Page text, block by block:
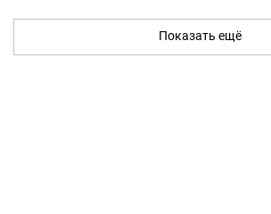
Показать ещё